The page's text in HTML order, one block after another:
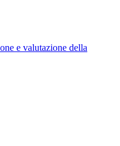
e valutazione della